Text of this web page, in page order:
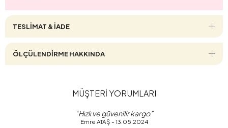
TESLİMAT & İADE
ÖLÇÜLENDİRME HAKKINDA
MÜŞTERİ YORUMLARI
“Hızlı ve güvenilir kargo”
Emre ATAŞ - 13.05.2024